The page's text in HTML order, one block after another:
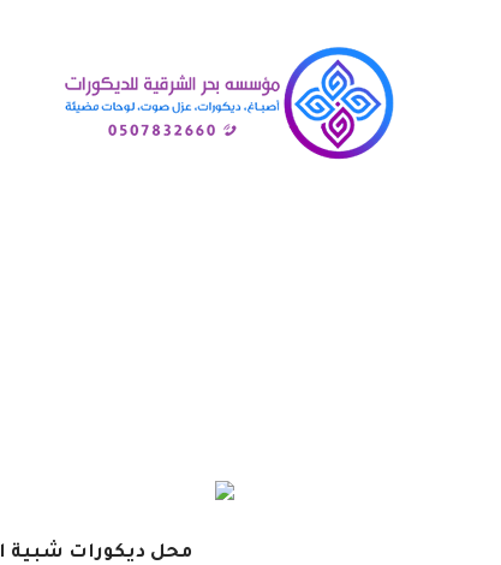
محل ديكورات شبية